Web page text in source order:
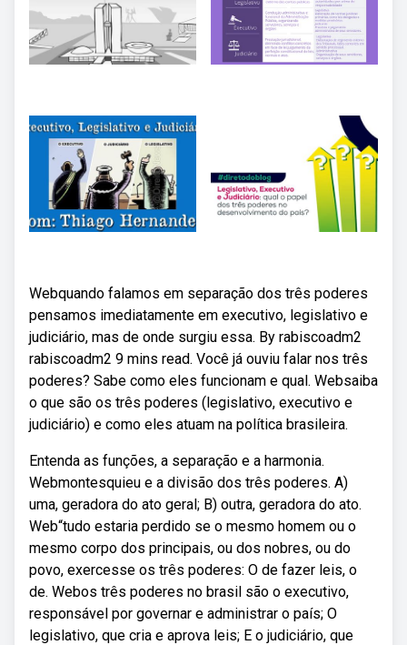
Webquando falamos em separação dos três poderes
pensamos imediatamente em executivo, legislativo e
judiciário, mas de onde surgiu essa. By rabiscoadm2
rabiscoadm2 9 mins read. Você já ouviu falar nos três
poderes? Sabe como eles funcionam e qual. Websaiba
o que são os três poderes (legislativo, executivo e
judiciário) e como eles atuam na política brasileira.
Entenda as funções, a separação e a harmonia.
Webmontesquieu e a divisão dos três poderes. A)
uma, geradora do ato geral; B) outra, geradora do ato.
Web“tudo estaria perdido se o mesmo homem ou o
mesmo corpo dos principais, ou dos nobres, ou do
povo, exercesse os três poderes: O de fazer leis, o
de. Webos três poderes no brasil são o executivo,
responsável por governar e administrar o país; O
legislativo, que cria e aprova leis; E o judiciário, que